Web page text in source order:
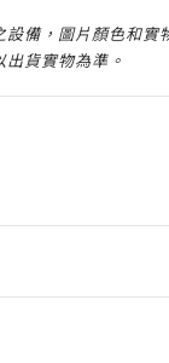
備，圖片顏色和實
貨實物為準。